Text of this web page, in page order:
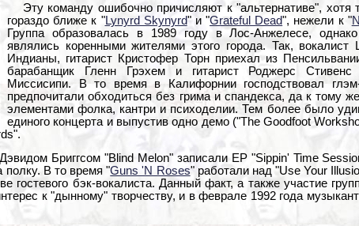
Эту команду ошибочно причисляют к "альтернативе", хотя
гораздо ближе к "Lynyrd Skynyrd" и "Grateful Dead", нежели к "
Группа образовалась в 1989 году в Лос-Анжелесе,
являлись коренными жителями этого города. Так,
Индианы, гитарист Кристофер Торн приехал из
барабанщик Гленн Грэхем и гитарист Роджерс Стивенс
Миссисипи. В то время в Калифорнии господствовал
предпочитали обходиться без грима и спандекса, да к тому
элементами фолка, кантри и психоделии. Тем более было
единого концерта и выпустив одно демо ("The Goodfoot
Бриггсом "Blind Melon" записали EP "Sippin' Time
полку. В то время "Guns 'N Roses" работали над "Use Your
гостевого бэк-вокалиста. Данный факт, а также участие
к "дынному" творчеству, и в феврале 1992 года